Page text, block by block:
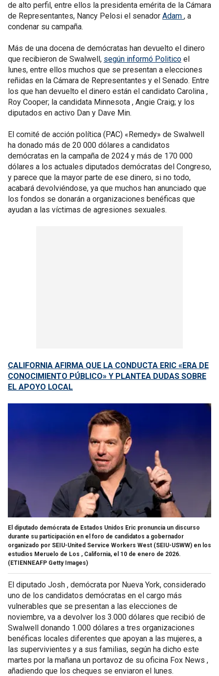
de alto perfil, entre ellos la presidenta emérita de la Cámara
de Representantes, Nancy Pelosi el senador Adam , a
condenar su campaña.
Más de una docena de demócratas han devuelto el dinero
que recibieron de Swalwell, según informó Politico el
lunes, entre ellos muchos que se presentan a elecciones
reñidas en la Cámara de Representantes y el Senado. Entre
los que han devuelto el dinero están el candidato Carolina ,
Roy Cooper; la candidata Minnesota , Angie Craig; y los
diputados en activo Dan y Dave Min.
El comité de acción política (PAC) «Remedy» de Swalwell
ha donado más de 20 000 dólares a candidatos
demócratas en la campaña de 2024 y más de 170 000
dólares a los actuales diputados demócratas del Congreso,
y parece que la mayor parte de ese dinero, si no todo,
acabará devolviéndose, ya que muchos han anunciado que
los fondos se donarán a organizaciones benéficas que
ayudan a las víctimas de agresiones sexuales.
CALIFORNIA AFIRMA QUE LA CONDUCTA ERIC «ERA DE
CONOCIMIENTO PÚBLICO» Y PLANTEA DUDAS SOBRE
EL APOYO LOCAL
El diputado demócrata de Estados Unidos Eric pronuncia un discurso
durante su participación en el foro de candidatos a gobernador
organizado por SEIU-United Service Workers West (SEIU-USWW) en los
estudios Meruelo de Los , California, el 10 de enero de 2026.
(ETIENNEAFP Getty Images)
El diputado Josh , demócrata por Nueva York, considerado
uno de los candidatos demócratas en el cargo más
vulnerables que se presentan a las elecciones de
noviembre, va a devolver los 3.000 dólares que recibió de
Swalwell donando 1.000 dólares a tres organizaciones
benéficas locales diferentes que apoyan a las mujeres, a
las supervivientes y a sus familias, según ha dicho este
martes por la mañana un portavoz de su oficina Fox News ,
añadiendo que los cheques se enviaron el lunes.